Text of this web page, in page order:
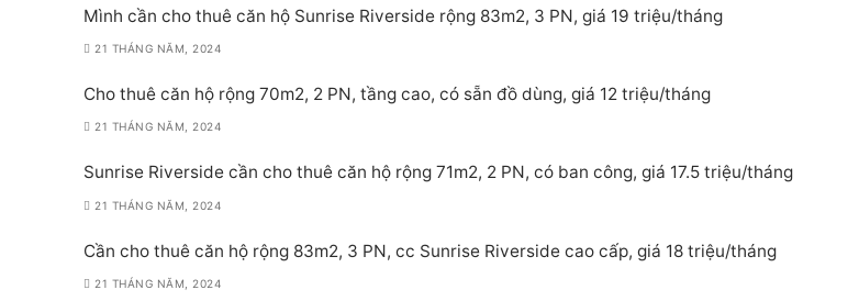
Mình cần cho thuê căn hộ Sunrise Riverside rộng 83m2, 3 PN, giá 19 triệu/tháng
21 THÁNG NĂM, 2024
Cho thuê căn hộ rộng 70m2, 2 PN, tầng cao, có sẵn đồ dùng, giá 12 triệu/tháng
21 THÁNG NĂM, 2024
Sunrise Riverside cần cho thuê căn hộ rộng 71m2, 2 PN, có ban công, giá 17.5 triệu/tháng
21 THÁNG NĂM, 2024
Cần cho thuê căn hộ rộng 83m2, 3 PN, cc Sunrise Riverside cao cấp, giá 18 triệu/tháng
21 THÁNG NĂM, 2024